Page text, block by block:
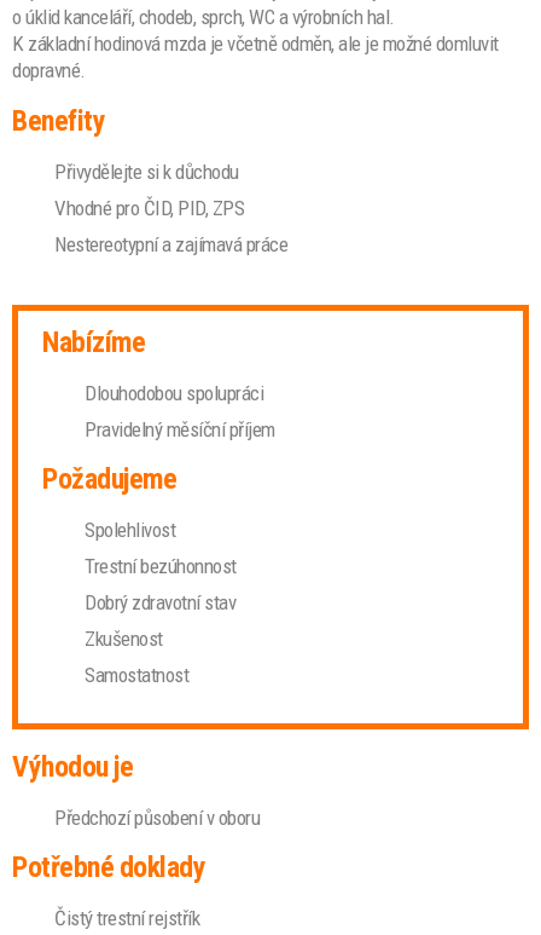
o úklid kanceláří, chodeb, sprch, WC a výrobních hal.
K základní hodinová mzda je včetně odměn, ale je možné domluvit
dopravné.
Benefity
Přivydělejte si k důchodu
Vhodné pro ČID, PID, ZPS
Nestereotypní a zajímavá práce
Nabízíme
Dlouhodobou spolupráci
Pravidelný měsíční příjem
Požadujeme
Spolehlivost
Trestní bezúhonnost
Dobrý zdravotní stav
Zkušenost
Samostatnost
Výhodou je
Předchozí působení v oboru
Potřebné doklady
Čistý trestní rejstřík